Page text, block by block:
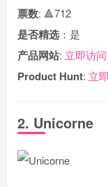
票数: 🔺712
是否精选 ：是
产品网站: 立即访问
Product Hunt: 立
2. Unicorne